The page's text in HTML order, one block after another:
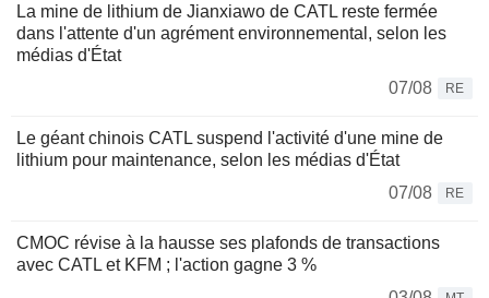
La mine de lithium de Jianxiawo de CATL reste fermée
dans l'attente d'un agrément environnemental, selon les
médias d'État
07/08
RE
Le géant chinois CATL suspend l'activité d'une mine de
lithium pour maintenance, selon les médias d'État
07/08
RE
CMOC révise à la hausse ses plafonds de transactions
avec CATL et KFM ; l'action gagne 3 %